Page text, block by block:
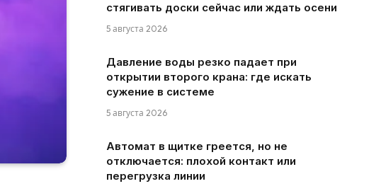
стягивать доски сейчас или ждать осени
5 августа 2026
Давление воды резко падает при
открытии второго крана: где искать
сужение в системе
5 августа 2026
Автомат в щитке греется, но не
отключается: плохой контакт или
перегрузка линии